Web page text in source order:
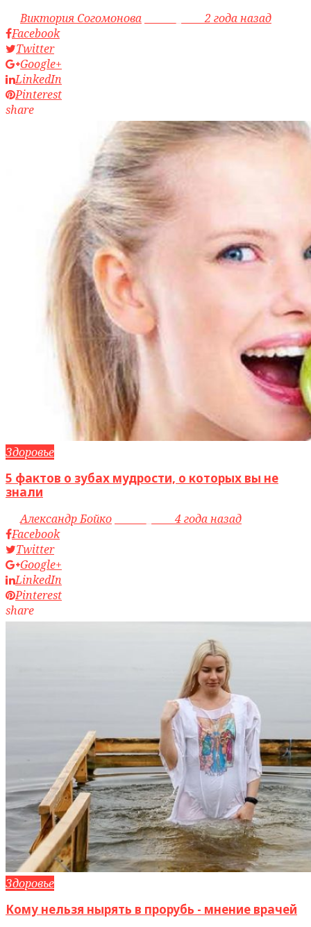
byВиктория Согомонова access_time2 года назад
Facebook
Twitter
Google+
LinkedIn
Pinterest
share
Здоровье
5 фактов о зубах мудрости, о которых вы не
знали
byАлександр Бойко
4 года назад
Facebook
Twitter
Google+
LinkedIn
Pinterest
share
Здоровье
Кому нельзя нырять в прорубь - мнение врачей